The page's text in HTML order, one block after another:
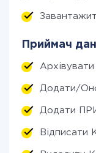
Приймач
Додати/
Додати
Відписати